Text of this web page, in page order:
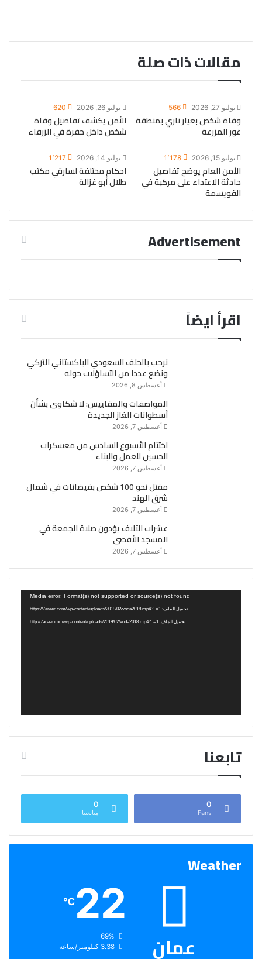
مقالات ذات صلة
يوليو 27, 2026 566
وفاة شخص بعيار ناري بمنطقة
غور المزرعة
يوليو 26, 2026 620
الأمن يكشف تفاصيل وفاة
شخص داخل حفرة في الزرقاء
يوليو 15, 2026 1٬178
الأمن العام يوضح تفاصيل
حادثة الاعتداء على مركبة في
القويسمة
يوليو 14, 2026 1٬217
احكام مختلفة لسارقي مكتب
طلال أبو غزالة
Advertisement
اقرأ ايضاً
نرحب بالحلف السعودي الباكستاني التركي
ونضع عددا من التساؤلات حوله
أغسطس 8, 2026
المواصفات والمقاييس: لا شكاوى بشأن
أسطوانات الغاز الجديدة
أغسطس 7, 2026
اختتام الأسبوع السادس من معسكرات
الحسين للعمل والبناء
أغسطس 7, 2026
مقتل نحو 100 شخص بفيضانات في شمال
شرق الهند
أغسطس 7, 2026
عشرات الآلاف يؤدون صلاة الجمعة في
المسجد الأقصى
أغسطس 7, 2026
Media error: Format(s) not supported or source(s) not found
تحميل الملف: https://7areer.com/wp-content/uploads/2019/02/voda2018.mp4?_=1
تحميل الملف: http://7areer.com/wp-content/uploads/2019/02/voda2018.mp4?_=1
تابعنا
0
Fans
0
متابعينا
Weather
عمان
22
℃
الرطوبة:
الرياح:3.38 كيلومتر/ساعة